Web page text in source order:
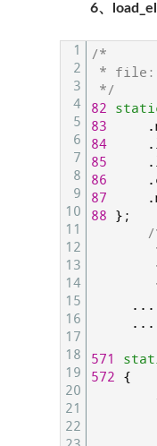
6、
1
2
3
4
5
6
7
8
9
10
11
12
13
14
15
16
17
18
19
20
21
22
/*
* file:
*/
82
83
.
84
.
85
.
86
.
87
.
88
} ;
/
* 上面
* 这个
. . .
. . .
571
572
{
* 然后
*